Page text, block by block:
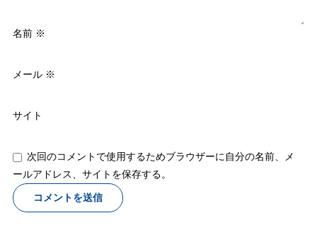
名前 ※
メール ※
サイト
次回のコメントで使用するためブラウザーに自分の名前、メ
ールアドレス、サイトを保存する。